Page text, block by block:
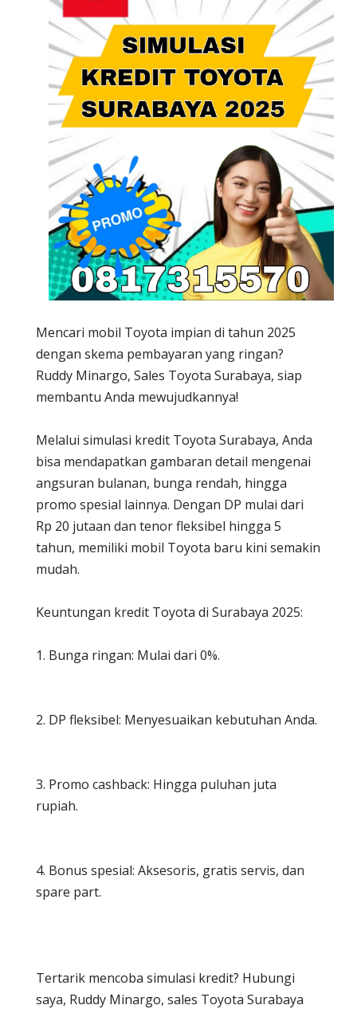
Mencari mobil Toyota impian di tahun 2025
dengan skema pembayaran yang ringan?
Ruddy Minargo, Sales Toyota Surabaya, siap
membantu Anda mewujudkannya!
Melalui simulasi kredit Toyota Surabaya, Anda
bisa mendapatkan gambaran detail mengenai
angsuran bulanan, bunga rendah, hingga
promo spesial lainnya. Dengan DP mulai dari
Rp 20 jutaan dan tenor fleksibel hingga 5
tahun, memiliki mobil Toyota baru kini semakin
mudah.
Keuntungan kredit Toyota di Surabaya 2025:
1. Bunga ringan: Mulai dari 0%.
2. DP fleksibel: Menyesuaikan kebutuhan Anda.
3. Promo cashback: Hingga puluhan juta
rupiah.
4. Bonus spesial: Aksesoris, gratis servis, dan
spare part.
Tertarik mencoba simulasi kredit? Hubungi
saya, Ruddy Minargo, sales Toyota Surabaya